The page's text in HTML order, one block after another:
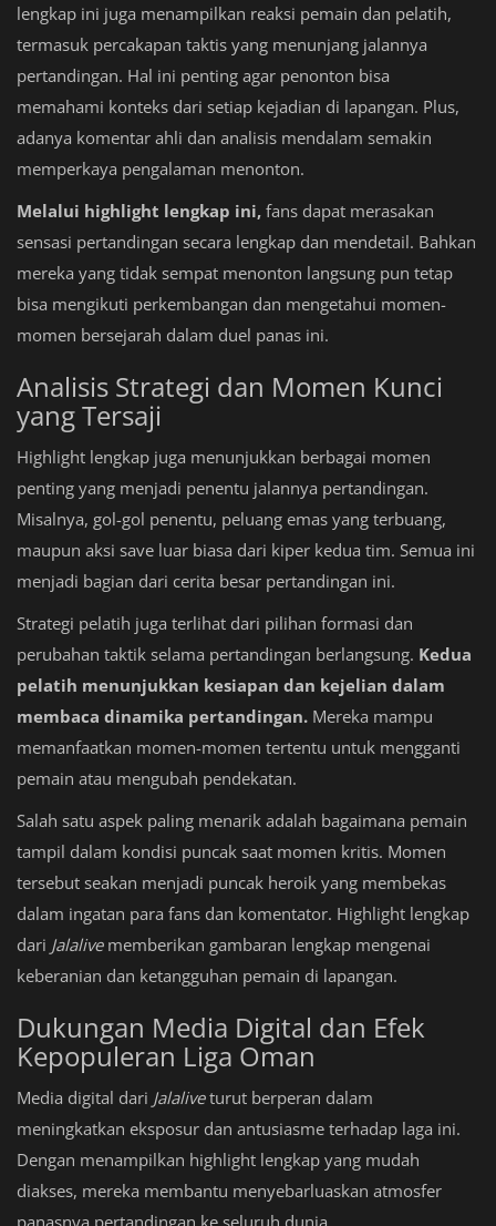
lengkap ini juga menampilkan reaksi pemain dan pelatih,
termasuk percakapan taktis yang menunjang jalannya
pertandingan. Hal ini penting agar penonton bisa
memahami konteks dari setiap kejadian di lapangan. Plus,
adanya komentar ahli dan analisis mendalam semakin
memperkaya pengalaman menonton.
Melalui highlight lengkap ini, fans dapat merasakan
sensasi pertandingan secara lengkap dan mendetail. Bahkan
mereka yang tidak sempat menonton langsung pun tetap
bisa mengikuti perkembangan dan mengetahui momen-
momen bersejarah dalam duel panas ini.
Analisis Strategi dan Momen Kunci
yang Tersaji
Highlight lengkap juga menunjukkan berbagai momen
penting yang menjadi penentu jalannya pertandingan.
Misalnya, gol-gol penentu, peluang emas yang terbuang,
maupun aksi save luar biasa dari kiper kedua tim. Semua ini
menjadi bagian dari cerita besar pertandingan ini.
Strategi pelatih juga terlihat dari pilihan formasi dan
perubahan taktik selama pertandingan berlangsung. Kedua
pelatih menunjukkan kesiapan dan kejelian dalam
membaca dinamika pertandingan. Mereka mampu
memanfaatkan momen-momen tertentu untuk mengganti
pemain atau mengubah pendekatan.
Salah satu aspek paling menarik adalah bagaimana pemain
tampil dalam kondisi puncak saat momen kritis. Momen
tersebut seakan menjadi puncak heroik yang membekas
dalam ingatan para fans dan komentator. Highlight lengkap
dari Jalalivememberikan gambaran lengkap mengenai
keberanian dan ketangguhan pemain di lapangan.
Dukungan Media Digital dan Efek
Kepopuleran Liga Oman
Media digital dari Jalaliveturut berperan dalam
meningkatkan eksposur dan antusiasme terhadap laga ini.
Dengan menampilkan highlight lengkap yang mudah
diakses, mereka membantu menyebarluaskan atmosfer
panasnya pertandingan ke seluruh dunia.